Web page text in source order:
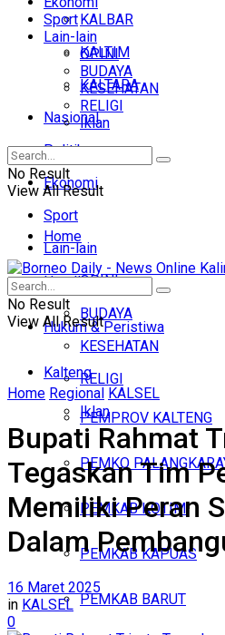
KALBAR
KALTIM
KALTARA
Nasional
Politik
Ekonomi
Sport
Lain-lain
OPINI
BUDAYA
KESEHATAN
RELIGI
Iklan
Sabtu, Agustus 8, 2026
Sport
Lain-lain
OPINI
BUDAYA
KESEHATAN
RELIGI
Iklan
No Result
View All Result
Home
Headline
Hukum & Peristiwa
Kalteng
PEMPROV KALTENG
PEMKO
PEMKAB KOTIM
PEMKAB KAPUAS
PEMKAB BARUT
No Result
View All Result
Home Regional KALSEL
Bupati Rahmat
Tegaskan Tim
Memiliki Peran
Dalam
16 Maret 2025
in KALSEL
0